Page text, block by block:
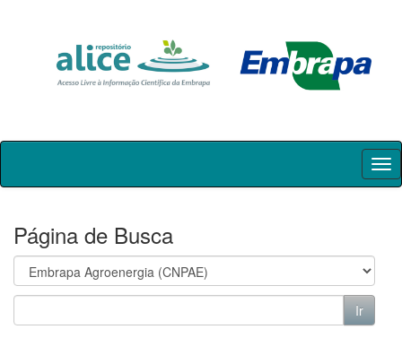
Skip
Página de Busca